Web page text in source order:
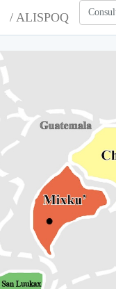
/ ALISPOQ
A
A